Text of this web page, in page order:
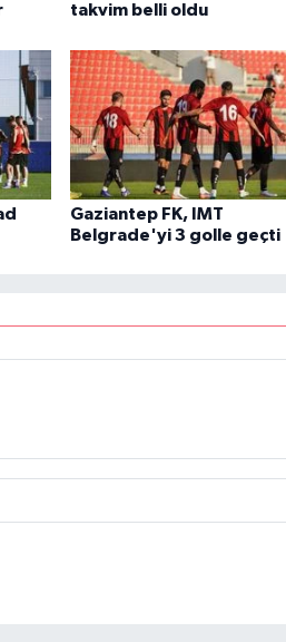
takvim belli oldu
Gaziantep FK, IMT
Belgrade'yi 3 golle geçti